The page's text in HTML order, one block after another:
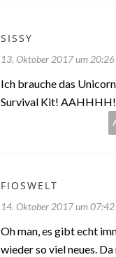
SISSY
13. Oktober 2017 um 20:26
Ich brauche das Unicorn
Survival Kit! AAHHHH!
FIOSWELT
14. Oktober 2017 um 07:42
Oh man, es gibt echt
wieder so viel neues. Da